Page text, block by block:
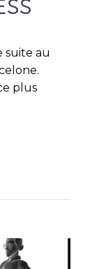
suite au
plus